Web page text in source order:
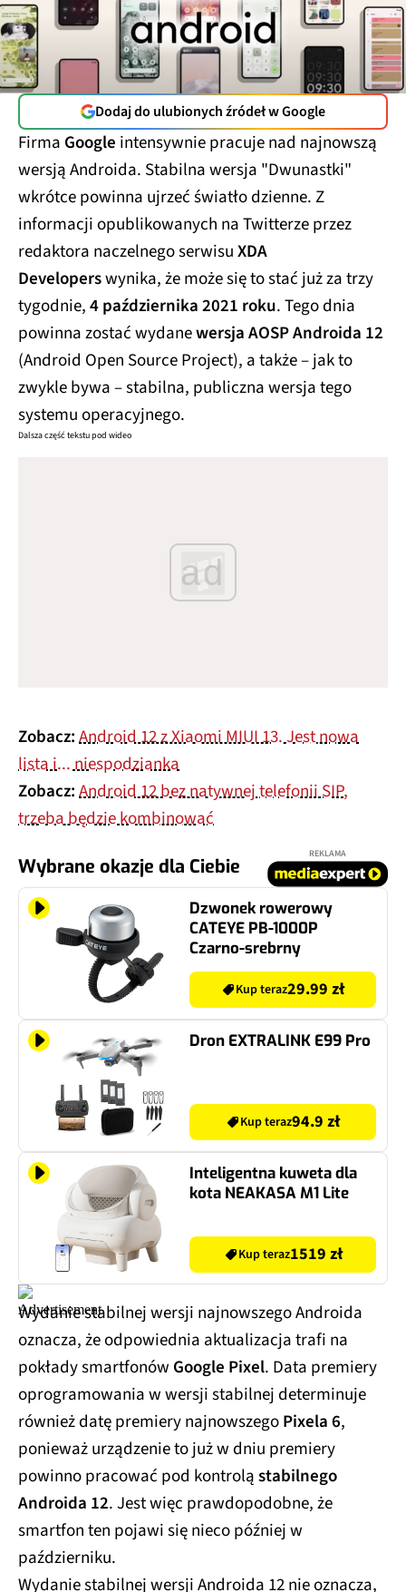
Dodaj do ulubionych źródeł w Google
Firma Google intensywnie pracuje nad najnowszą
wersją Androida. Stabilna wersja "Dwunastki"
wkrótce powinna ujrzeć światło dzienne. Z
informacji opublikowanych na Twitterze przez
redaktora naczelnego serwisuXDA
Developerswynika, że może się to stać już za trzy
tygodnie,4 października 2021 roku. Tego dnia
powinna zostać wydanewersja AOSP Androida 12
(Android Open Source Project), a także – jak to
zwykle bywa – stabilna, publiczna wersja tego
systemu operacyjnego.
Dalsza część tekstu pod wideo
ad
Zobacz:Android 12 z Xiaomi MIUI 13. Jest nowa
lista i... niespodzianka
Zobacz:Android 12 bez natywnej telefonii SIP,
trzeba będzie kombinować
Wybrane okazje dla Ciebie
REKLAMA
Dzwonek rowerowy
CATEYE PB-1000P
Czarno-srebrny
Kup teraz29.99 zł
Dron EXTRALINK E99 Pro
Kup teraz94.9 zł
Inteligentna kuweta dla
kota NEAKASA M1 Lite
Kup teraz1519 zł
Wydanie stabilnej wersji najnowszego Androida
oznacza, że odpowiednia aktualizacja trafi na
pokłady smartfonów Google Pixel. Data premiery
oprogramowania w wersji stabilnej determinuje
również datę premiery najnowszegoPixela 6,
ponieważ urządzenie to już w dniu premiery
powinno pracować pod kontroląstabilnego
Androida 12. Jest więc prawdopodobne, że
smartfon ten pojawi się nieco później w
październiku.
Wydanie stabilnej wersji Androida 12 nie oznacza,